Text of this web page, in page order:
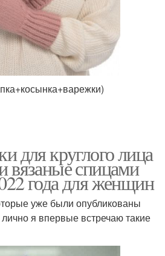
для круглого лица
спицами
года для женщин
уже были опубликованы
я впервые встречаю такие